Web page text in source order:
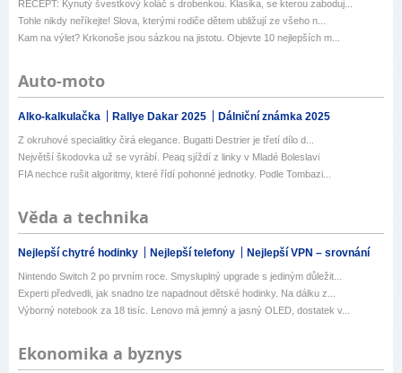
RECEPT: Kynutý švestkový koláč s drobenkou. Klasika, se kterou zaboduj...
Tohle nikdy neříkejte! Slova, kterými rodiče dětem ubližují ze všeho n...
Kam na výlet? Krkonoše jsou sázkou na jistotu. Objevte 10 nejlepších m...
Auto-moto
Alko-kalkulačka Rallye Dakar 2025 Dálniční známka 2025
Z okruhové specialitky čirá elegance. Bugatti Destrier je třetí dílo d...
Největší škodovka už se vyrábí. Peaq sjíždí z linky v Mladé Boleslavi
FIA nechce rušit algoritmy, které řídí pohonné jednotky. Podle Tombazi...
Věda a technika
Nejlepší chytré hodinky Nejlepší telefony Nejlepší VPN – srovnání
Nintendo Switch 2 po prvním roce. Smysluplný upgrade s jediným důležit...
Experti předvedli, jak snadno lze napadnout dětské hodinky. Na dálku z...
Výborný notebook za 18 tisíc. Lenovo má jemný a jasný OLED, dostatek v...
Ekonomika a byznys